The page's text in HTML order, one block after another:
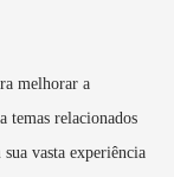
melhorar a
temas relacionados
vasta experiência